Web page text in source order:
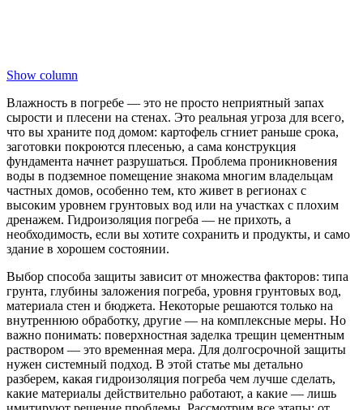
Show column
Влажность в погребе — это не просто неприятный запах
сырости и плесени на стенах. Это реальная угроза для всего,
что вы храните под домом: картофель сгниет раньше срока,
заготовки покроются плесенью, а сама конструкция
фундамента начнет разрушаться. Проблема проникновения
воды в подземное помещение знакома многим владельцам
частных домов, особенно тем, кто живет в регионах с
высоким уровнем грунтовых вод или на участках с плохим
дренажем. Гидроизоляция погреба — не прихоть, а
необходимость, если вы хотите сохранить и продукты, и само
здание в хорошем состоянии.
Выбор способа защиты зависит от множества факторов: типа
грунта, глубины заложения погреба, уровня грунтовых вод,
материала стен и бюджета. Некоторые решаются только на
внутреннюю обработку, другие — на комплексные меры. Но
важно понимать: поверхностная заделка трещин цементным
раствором — это временная мера. Для долгосрочной защиты
нужен системный подход. В этой статье мы детально
разберем, какая гидроизоляция погреба чем лучше сделать,
какие материалы действительно работают, а какие — лишь